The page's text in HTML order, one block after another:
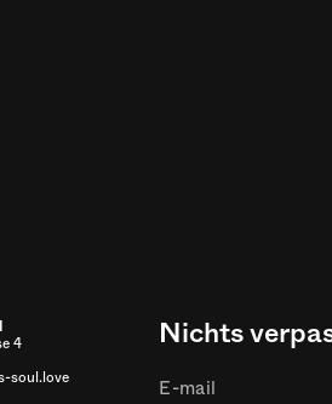
4
soul.love
Nichts